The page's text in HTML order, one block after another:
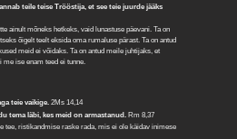
teile teise Trööstija, et see teie juurde jääks
ainult mõneks hetkeks, vaid lunastuse päevani. Ta on
õigelt teelt eksida oma rumaluse pärast. Ta on antud
meid ei võidaks. Ta on antud meile juhtijaks, et
ise enam teed ei tunne.
teie vaikige.2Ms 14,14
tema läbi, kes meid on armastanud. Rm 8,37
tee, ristikandmise raske rada, mis ei ole käidav inimese